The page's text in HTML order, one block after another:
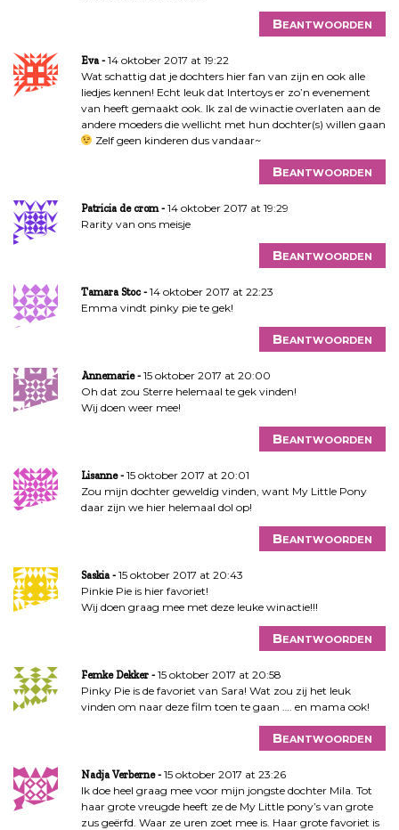
Beantwoorden
Eva
14 oktober 2017 at 19:22
Wat schattig dat je dochters hier fan van zijn en ook alle
liedjes kennen! Echt leuk dat Intertoys er zo’n evenement
van heeft gemaakt ook. Ik zal de winactie overlaten aan de
andere moeders die wellicht met hun dochter(s) willen gaan
Zelf geen kinderen dus vandaar~
Beantwoorden
Patricia de crom
14 oktober 2017 at 19:29
Rarity van ons meisje
Beantwoorden
Tamara Stoc
14 oktober 2017 at 22:23
Emma vindt pinky pie te gek!
Beantwoorden
Annemarie
15 oktober 2017 at 20:00
Oh dat zou Sterre helemaal te gek vinden!
Wij doen weer mee!
Beantwoorden
Lisanne
15 oktober 2017 at 20:01
Zou mijn dochter geweldig vinden, want My Little Pony
daar zijn we hier helemaal dol op!
Beantwoorden
Saskia
15 oktober 2017 at 20:43
Pinkie Pie is hier favoriet!
Wij doen graag mee met deze leuke winactie!!!
Beantwoorden
Femke Dekker
15 oktober 2017 at 20:58
Pinky Pie is de favoriet van Sara! Wat zou zij het leuk
vinden om naar deze film toen te gaan …. en mama ook!
Beantwoorden
Nadja Verberne
15 oktober 2017 at 23:26
Ik doe heel graag mee voor mijn jongste dochter Mila. Tot
haar grote vreugde heeft ze de My Little pony’s van grote
zus geërfd. Waar ze uren zoet mee is. Haar grote favoriet is